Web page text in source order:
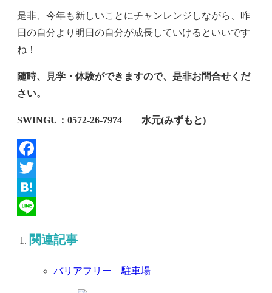
是非、今年も新しいことにチャンレンジしながら、昨
日の自分より明日の自分が成長していけるといいです
ね！
随時、見学・体験ができますので、是非お問合せくだ
さい。
SWINGU ：0572‐26‐7974 水元(みずもと)
Facebook
Twitter
Hatena
関連記事
バリアフリー 駐車場